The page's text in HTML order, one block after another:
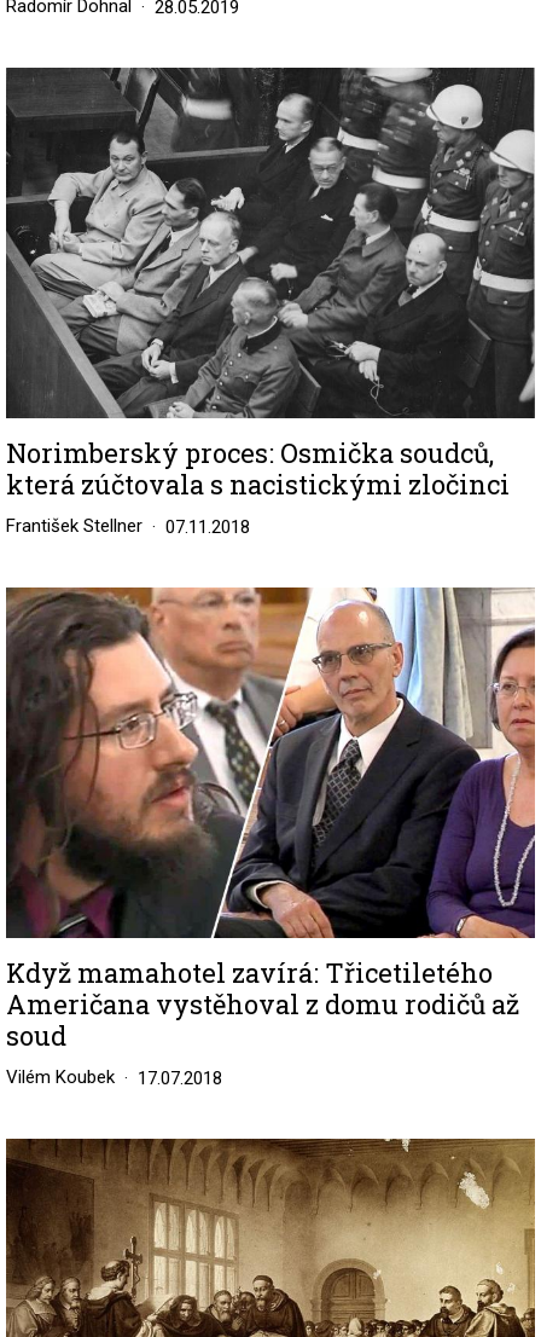
Radomír Dohnal 28.05.2019
Image
Norimberský proces: Osmička soudců,
která zúčtovala s nacistickými zločinci
František Stellner 07.11.2018
Image
Když mamahotel zavírá: Třicetiletého
Američana vystěhoval z domu rodičů až
soud
Vilém Koubek 17.07.2018
Image